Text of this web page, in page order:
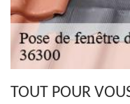
TOUT POUR